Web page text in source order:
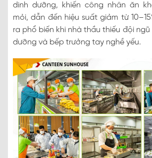
dinh dưỡng, khiến công nhân ăn
mỏi, dẫn đến hiệu suất giảm từ
ra phổ biến khi nhà thầu thiếu đội ngũ
dưỡng và bếp trưởng tay nghề yếu.